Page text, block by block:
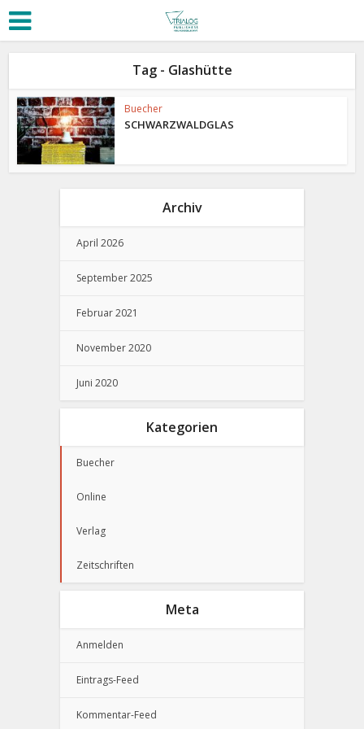
Tag - Glashütte
Buecher
SCHWARZWALDGLAS
Archiv
April 2026
September 2025
Februar 2021
November 2020
Juni 2020
Kategorien
Buecher
Online
Verlag
Zeitschriften
Meta
Anmelden
Eintrags-Feed
Kommentar-Feed